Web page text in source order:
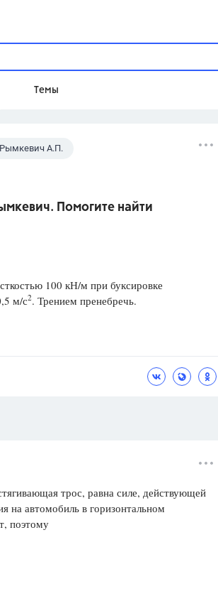
Темы
Домашнее задание
Учебники
Разумовская М.М.,Габриелян О.С.,
Красота, Воспитание
Рымкевич А.П.
Помогите найти
100 кН/м при буксировке
м/с2. Трением пренебречь.
трос, равна силе, действующей
на автомобиль в горизонтальном
поэтому